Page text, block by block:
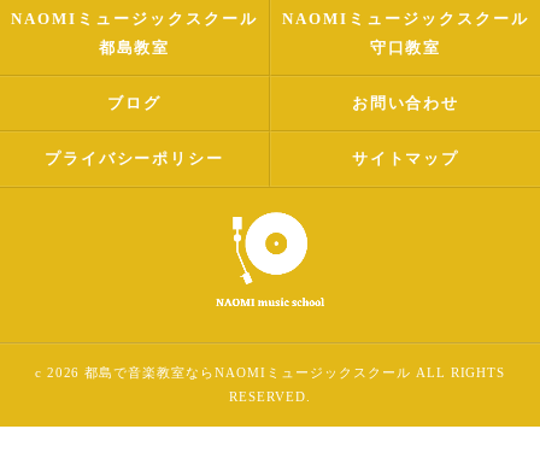
NAOMIミュージックスクール
都島教室
NAOMIミュージックスクール
守口教室
ブログ お問い合わせ
プライバシーポリシー サイトマップ
c 2026 都島で音楽教室ならNAOMIミュージックスクール ALL RIGHTS
RESERVED.